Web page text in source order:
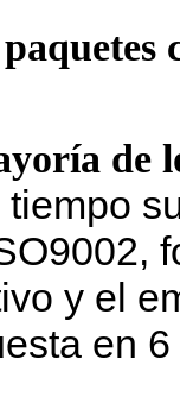
de
y el
en